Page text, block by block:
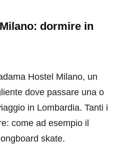
dormire in
Hostel Milano, un
dove passare una o
in Lombardia. Tanti i
come ad esempio il
skate.